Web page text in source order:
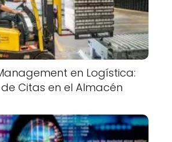
en Logística:
Citas en el Almacén